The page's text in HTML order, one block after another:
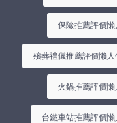
保險推薦評價懶
殯葬禮儀推薦評價懶人
火鍋推薦評價懶
台鐵車站推薦評價懶